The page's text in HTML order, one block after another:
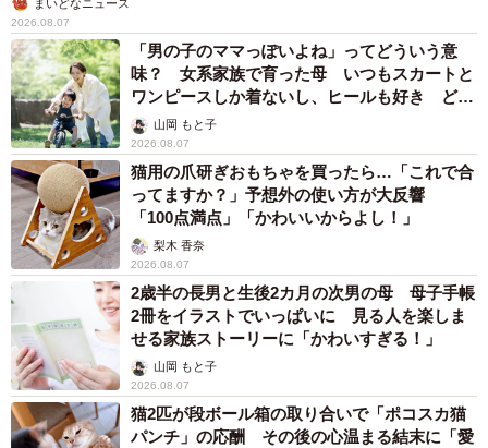
まいどなニュース
2026.08.07
「男の子のママっぽいよね」ってどういう意
味？ 女系家族で育った母 いつもスカートと
ワンピースしか着ないし、ヒールも好き どの
へんが…
山岡 もと子
2026.08.07
猫用の爪研ぎおもちゃを買ったら…「これで合
ってますか？」予想外の使い方が大反響
「100点満点」「かわいいからよし！」
梨木 香奈
2026.08.07
2歳半の長男と生後2カ月の次男の母 母子手帳
2冊をイラストでいっぱいに 見る人を楽しま
せる家族ストーリーに「かわいすぎる！」
山岡 もと子
2026.08.07
猫2匹が段ボール箱の取り合いで「ポコスカ猫
パンチ」の応酬 その後の心温まる結末に「愛